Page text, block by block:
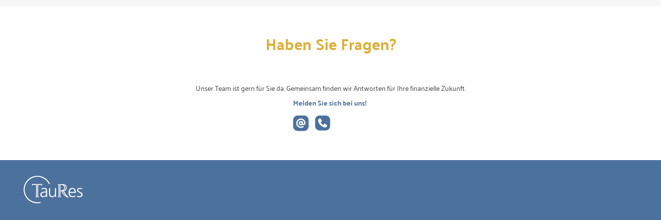
Haben Sie Fragen?
Unser Team ist gern für Sie da. Gemeinsam finden wir Antworten für Ihre finanzielle Zukunft.
Melden Sie sich bei uns!